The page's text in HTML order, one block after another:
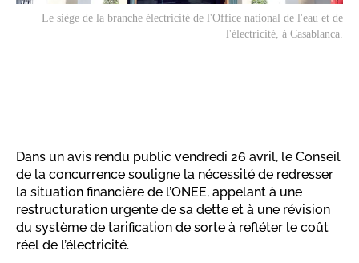
Le siège de la branche électricité de l'Office national de l'eau et de
l'électricité, à Casablanca.
Dans un avis rendu public vendredi 26 avril, le Conseil
de la concurrence souligne la nécessité de redresser
la situation financière de l’ONEE, appelant à une
restructuration urgente de sa dette et à une révision
du système de tarification de sorte à refléter le coût
réel de l’électricité.